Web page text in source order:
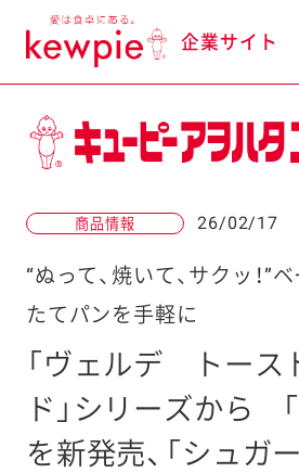
企業サイト
商品情報 26/02/17
“ぬって、焼いて、サクッ！”
たてパンを手軽に
「ヴェルデ トース
ド」シリーズから
を新発売、「シュガ